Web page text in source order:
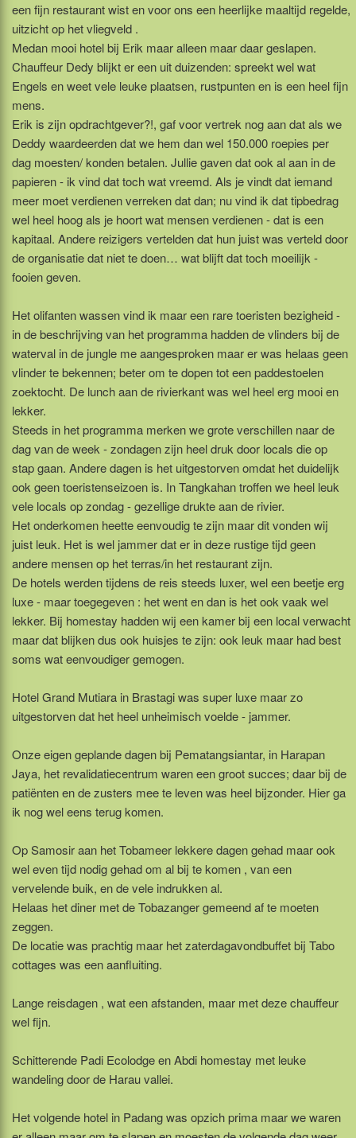
een fijn restaurant wist en voor ons een heerlijke maaltijd regelde,
uitzicht op het vliegveld .
Medan mooi hotel bij Erik maar alleen maar daar geslapen.
Chauffeur Dedy blijkt er een uit duizenden: spreekt wel wat
Engels en weet vele leuke plaatsen, rustpunten en is een heel fijn
mens.
Erik is zijn opdrachtgever?!, gaf voor vertrek nog aan dat als we
Deddy waardeerden dat we hem dan wel 150.000 roepies per
dag moesten/ konden betalen. Jullie gaven dat ook al aan in de
papieren - ik vind dat toch wat vreemd. Als je vindt dat iemand
meer moet verdienen verreken dat dan; nu vind ik dat tipbedrag
wel heel hoog als je hoort wat mensen verdienen - dat is een
kapitaal. Andere reizigers vertelden dat hun juist was verteld door
de organisatie dat niet te doen… wat blijft dat toch moeilijk -
fooien geven.
Het olifanten wassen vind ik maar een rare toeristen bezigheid -
in de beschrijving van het programma hadden de vlinders bij de
waterval in de jungle me aangesproken maar er was helaas geen
vlinder te bekennen; beter om te dopen tot een paddestoelen
zoektocht. De lunch aan de rivierkant was wel heel erg mooi en
lekker.
Steeds in het programma merken we grote verschillen naar de
dag van de week - zondagen zijn heel druk door locals die op
stap gaan. Andere dagen is het uitgestorven omdat het duidelijk
ook geen toeristenseizoen is. In Tangkahan troffen we heel leuk
vele locals op zondag - gezellige drukte aan de rivier.
Het onderkomen heette eenvoudig te zijn maar dit vonden wij
juist leuk. Het is wel jammer dat er in deze rustige tijd geen
andere mensen op het terras/in het restaurant zijn.
De hotels werden tijdens de reis steeds luxer, wel een beetje erg
luxe - maar toegegeven : het went en dan is het ook vaak wel
lekker. Bij homestay hadden wij een kamer bij een local verwacht
maar dat blijken dus ook huisjes te zijn: ook leuk maar had best
soms wat eenvoudiger gemogen.
Hotel Grand Mutiara in Brastagi was super luxe maar zo
uitgestorven dat het heel unheimisch voelde - jammer.
Onze eigen geplande dagen bij Pematangsiantar, in Harapan
Jaya, het revalidatiecentrum waren een groot succes; daar bij de
patiënten en de zusters mee te leven was heel bijzonder. Hier ga
ik nog wel eens terug komen.
Op Samosir aan het Tobameer lekkere dagen gehad maar ook
wel even tijd nodig gehad om al bij te komen , van een
vervelende buik, en de vele indrukken al.
Helaas het diner met de Tobazanger gemeend af te moeten
zeggen.
De locatie was prachtig maar het zaterdagavondbuffet bij Tabo
cottages was een aanfluiting.
Lange reisdagen , wat een afstanden, maar met deze chauffeur
wel fijn.
Schitterende Padi Ecolodge en Abdi homestay met leuke
wandeling door de Harau vallei.
Het volgende hotel in Padang was opzich prima maar we waren